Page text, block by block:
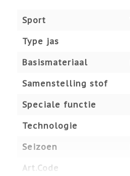
Sport
Type jas
Basismateriaal
Samenstelling stof
Speciale functie
Technologie
Seizoen
Art.Code